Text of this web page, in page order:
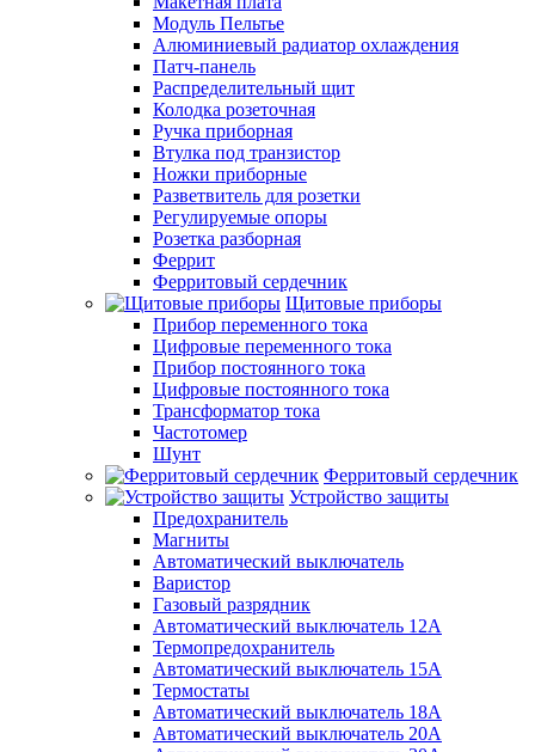
Модуль Пельтье
Алюминиевый радиатор охлаждения
Патч-панель
Распределительный щит
Колодка розеточная
Ручка приборная
Втулка под транзистор
Ножки приборные
Разветвитель для розетки
Регулируемые опоры
Розетка разборная
Феррит
Ферритовый сердечник
Щитовые приборы
Прибор переменного тока
Цифровые переменного тока
Прибор постоянного тока
Цифровые постоянного тока
Трансформатор тока
Частотомер
Шунт
Ферритовый сердечник
Устройство защиты
Предохранитель
Магниты
Автоматический выключатель
Варистор
Газовый разрядник
Автоматический выключатель 12А
Термопредохранитель
Автоматический выключатель 15А
Термостаты
Автоматический выключатель 18А
Автоматический выключатель 20А